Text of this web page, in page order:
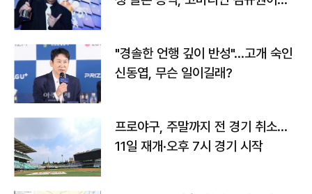
"경솔한 언행 깊이 반성"…고개 숙인
신동엽, 무슨 일이길래?
프로야구, 주말까지 전 경기 취소…
11일 재개·오후 7시 경기 시작